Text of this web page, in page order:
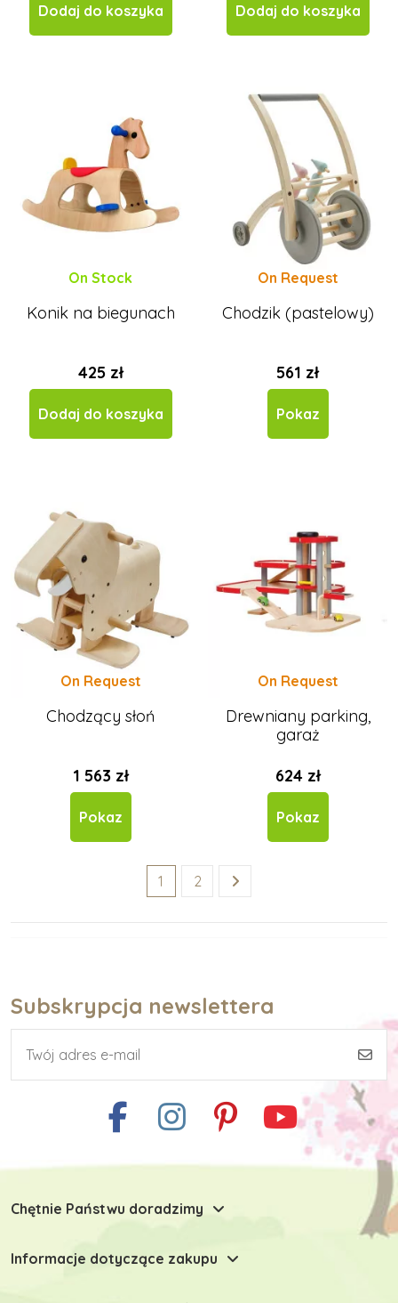
Dodaj do koszyka Dodaj do koszyka
On Stock
Konik na biegunach
425 zł
Dodaj do koszyka
On Request
Chodzik (pastelowy)
561 zł
Pokaz
On Request
Chodzący słoń
1 563 zł
Pokaz
On Request
Drewniany parking,
garaż
624 zł
Pokaz
1 2
Subskrypcja newslettera
Chętnie Państwu doradzimy
Informacje dotyczące zakupu